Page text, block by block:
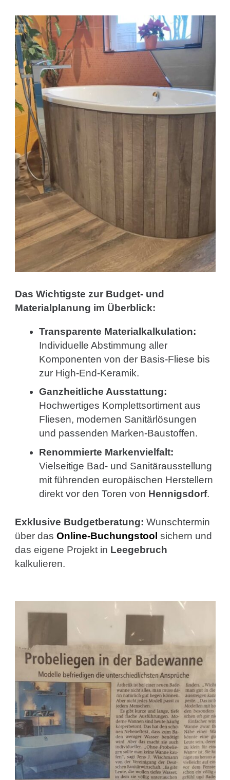
Das Wichtigste zur Budget- und
Materialplanung im Überblick:
Transparente Materialkalkulation:
Individuelle Abstimmung aller
Komponenten von der Basis-Fliese bis
zur High-End-Keramik.
Ganzheitliche Ausstattung:
Hochwertiges Komplettsortiment aus
Fliesen, modernen Sanitärlösungen
und passenden Marken-Baustoffen.
Renommierte Markenvielfalt:
Vielseitige Bad- und Sanitärausstellung
mit führenden europäischen Herstellern
direkt vor den Toren von Hennigsdorf.
Exklusive Budgetberatung: Wunschtermin
über das Online-Buchungstool sichern und
das eigene Projekt in Leegebruch
kalkulieren.